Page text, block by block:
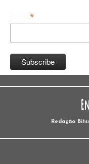
*
Redação